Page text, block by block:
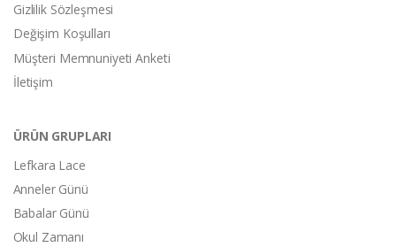
Gizlilik Sözleşmesi
Değişim Koşulları
Müşteri Memnuniyeti Anketi
İletişim
ÜRÜN GRUPLARI
Lefkara Lace
Anneler Günü
Babalar Günü
Okul Zamanı